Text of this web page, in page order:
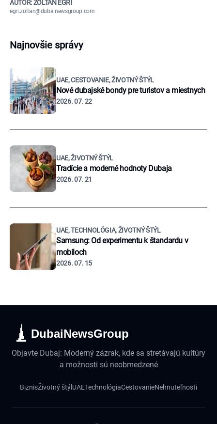
AUTOR: ZOLTÁN EGRI
egri.zoltan@dubainewsgroup.com
Najnovšie správy
UAE, CESTOVANIE, ŽIVOTNÝ ŠTÝL
Nové dubajské bondy pre turistov a miestnych
2026. 07. 22
UAE, ŽIVOTNÝ ŠTÝL
Tradície a moderné hodnoty Dubaja
2026. 07. 21
UAE, TECHNOLÓGIA, ŽIVOTNÝ ŠTÝL
Samsung: Od experimentu k štandardu v
mobiloch
2026. 07. 15
DubaiNewsGroup
Objavte Dubaj: Moderný zázrak, kde sa stretávajú kultúry
a možnosti sú neobmedzené
BiznisŽivotný štýl UAETechnológiaCestovanieNehnuteľnosti